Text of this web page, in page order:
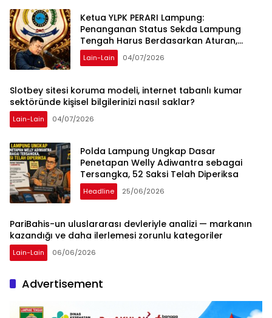
Ketua YLPK PERARI Lampung:
Penanganan Status Sekda Lampung
Tengah Harus Berdasarkan Aturan,
Bukan Tekanan Opini
Lain-Lain 04/07/2026
Slotbey sitesi koruma modeli, internet tabanlı kumar
sektöründe kişisel bilgilerinizi nasıl saklar?
Lain-Lain 04/07/2026
Polda Lampung Ungkap Dasar
Penetapan Welly Adiwantra sebagai
Tersangka, 52 Saksi Telah Diperiksa
Headline 25/06/2026
PariBahis-un uluslararası devleriyle analizi — markanın
kazandığı ve daha ilerlemesi zorunlu kategoriler
Lain-Lain 06/06/2026
Advertisement